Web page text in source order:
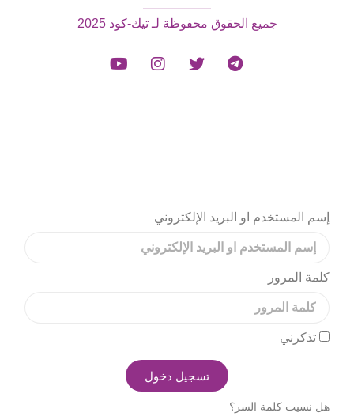
جميع الحقوق محفوظة لـ تيك-كود 2025
إسم المستخدم او البريد الإلكتروني
كلمة المرور
تذكرني
تسجيل دخول
هل نسيت كلمة السر؟